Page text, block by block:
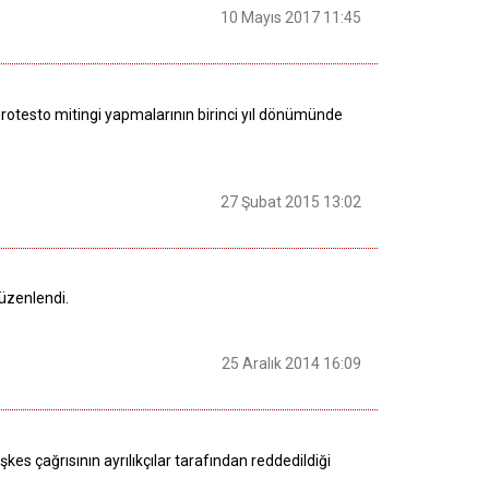
10 Mayıs 2017 11:45
mitingi yapmalarının birinci yıl dönümünde
27 Şubat 2015 13:02
25 Aralık 2014 16:09
çağrısının ayrılıkçılar tarafından reddedildiği